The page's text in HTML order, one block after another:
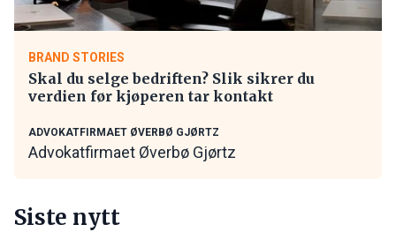
BRAND STORIES
Skal du selge bedriften? Slik sikrer du
verdien før kjøperen tar kontakt
ADVOKATFIRMAET ØVERBØ GJØRTZ
Advokatfirmaet Øverbø Gjørtz
Siste nytt